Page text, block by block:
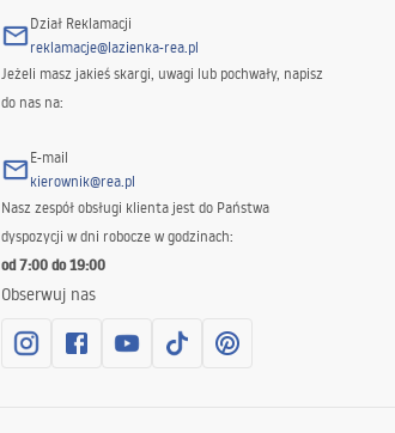
Dział Reklamacji
reklamacje@lazienka-rea.pl
Jeżeli masz jakieś skargi, uwagi lub pochwały, napisz
do nas na:
E-mail
kierownik@rea.pl
Nasz zespół obsługi klienta jest do Państwa
dyspozycji w dni robocze w godzinach:
od 7:00 do 19:00
Obserwuj nas